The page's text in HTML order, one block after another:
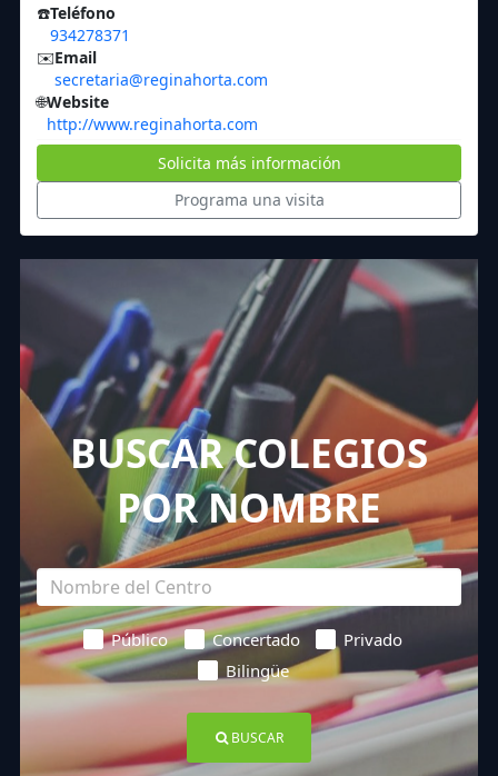
☎️Teléfono
934278371
✉️Email
secretaria@reginahorta.com
🌐Website
http://www.reginahorta.com
Solicita más información
Programa una visita
BUSCAR COLEGIOS
POR NOMBRE
Público Concertado
Privado
Bilingüe
BUSCAR